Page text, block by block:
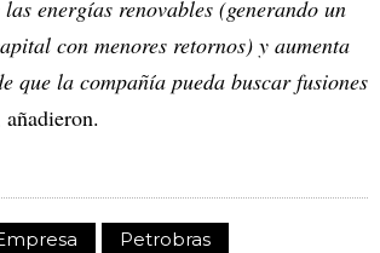
energías renovables (generando un
con menores retornos) y aumenta
que la compañía pueda buscar fusiones
añadieron.
Petrobras